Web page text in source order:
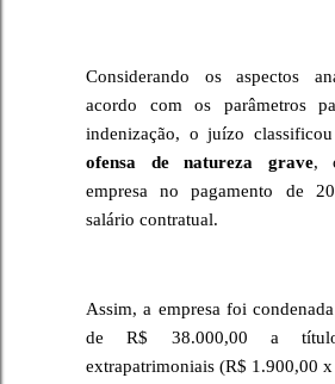
Considerando os aspectos
acordo com os parâmetros
indenização, o juízo
ofensa de natureza grave,
empresa no pagamento de
salário contratual.
Assim, a empresa foi
de R$ 38.000,00 a
extrapatrimoniais (R$ 1.900,00